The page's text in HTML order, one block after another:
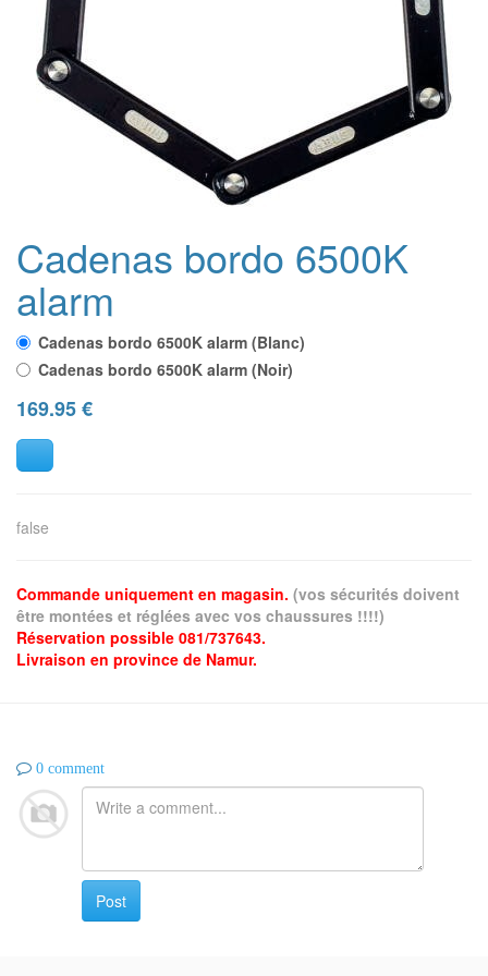
Cadenas bordo 6500K
alarm
Cadenas bordo 6500K alarm (Blanc)
Cadenas bordo 6500K alarm (Noir)
169.95€
false
Commande uniquement en magasin. (vos sécurités doivent
être montées et réglées avec vos chaussures !!!!)
Réservation possible 081/737643.
Livraison en province de Namur.
0 comment
Post